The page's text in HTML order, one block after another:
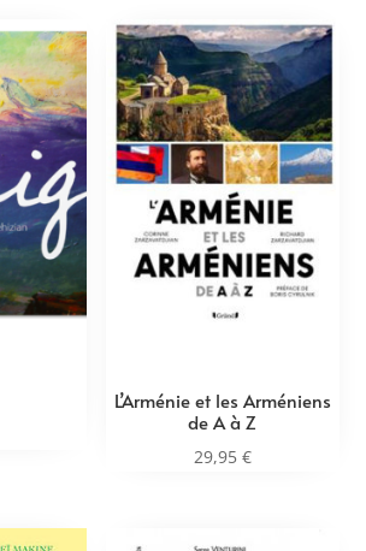
L’Arménie et les Arméniens
de A à Z
29,95 €